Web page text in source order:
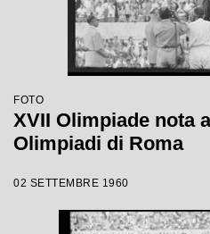
FOTO
XVII Olimpiade nota
Olimpiadi di Roma
02 SETTEMBRE 1960